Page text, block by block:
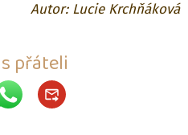
Autor: Lucie Krchňáková
přáteli